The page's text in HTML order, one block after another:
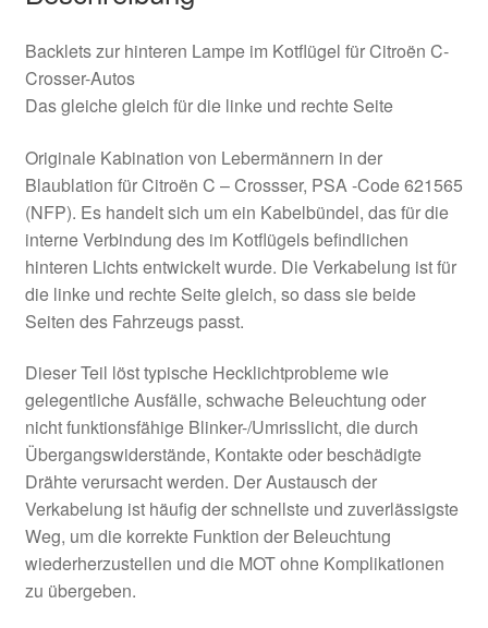
Backlets zur hinteren Lampe im Kotflügel für Citroën C-
Crosser-Autos
Das gleiche gleich für die linke und rechte Seite
Originale Kabination von Lebermännern in der
Blaublation für Citroën C – Crossser, PSA -Code 621565
(NFP). Es handelt sich um ein Kabelbündel, das für die
interne Verbindung des im Kotflügels befindlichen
hinteren Lichts entwickelt wurde. Die Verkabelung ist für
die linke und rechte Seite gleich, so dass sie beide
Seiten des Fahrzeugs passt.
Dieser Teil löst typische Hecklichtprobleme wie
gelegentliche Ausfälle, schwache Beleuchtung oder
nicht funktionsfähige Blinker-/Umrisslicht, die durch
Übergangswiderstände, Kontakte oder beschädigte
Drähte verursacht werden. Der Austausch der
Verkabelung ist häufig der schnellste und zuverlässigste
Weg, um die korrekte Funktion der Beleuchtung
wiederherzustellen und die MOT ohne Komplikationen
zu übergeben.